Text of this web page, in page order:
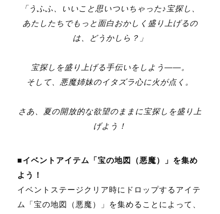
「うふふ、いいこと思いついちゃった♪宝探し、
あたしたちでもっと面白おかしく盛り上げるの
は、どうかしら？」
宝探しを盛り上げる手伝いをしよう――。
そして、悪魔姉妹のイタズラ心に火が点く。
さあ、夏の開放的な欲望のままに宝探しを盛り上
げよう！
■イベントアイテム「宝の地図（悪魔）」を集め
よう！
イベントステージクリア時にドロップするアイテ
ム「宝の地図（悪魔）」を集めることによって、